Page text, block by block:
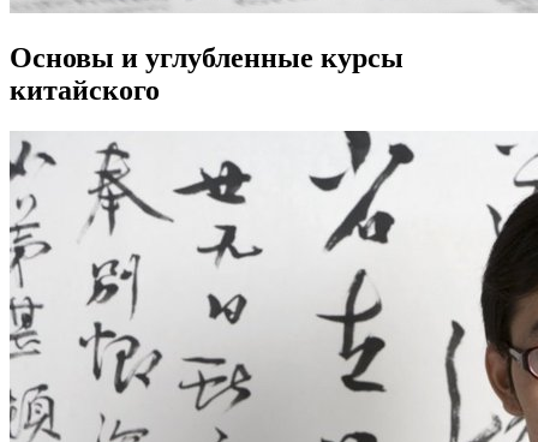
Основы и углубленные курсы
китайского